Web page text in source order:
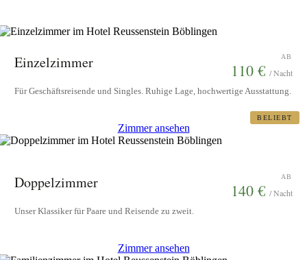
Einzelzimmer AB
110 € / Nacht
Für Geschäftsreisende und Singles. Ruhige Lage, hochwertige Ausstattung.
Zimmer ansehen
BELIEBT
Doppelzimmer AB
140 € / Nacht
Unser Klassiker für Paare und Reisende zu zweit.
Zimmer ansehen